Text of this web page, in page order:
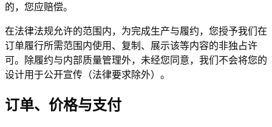
的，您应赔偿。
在法律法规允许的范围内，为完成生产与履约，您授予我们在
订单履行所需范围内使用、复制、展示该等内容的非独占许
可。除履约与内部质量管理外，未经您同意，我们不会将您的
设计用于公开宣传（法律要求除外）。
订单、价格与支付